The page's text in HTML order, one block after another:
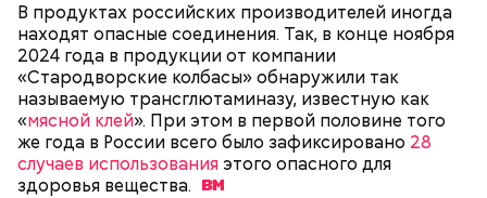
В продуктах российских производителей иногда
находят опасные соединения. Так, в конце ноября
2024 года в продукции от компании
«Стародворские колбасы» обнаружили так
называемую трансглютаминазу, известную как
«мясной клей». При этом в первой половине того
же года в России всего было зафиксировано 28
случаев использованияэтого опасного для
здоровья вещества.
— Кабачки, порезанные кубиками, нужно легко
обжарить на сковороде. К ним добавляются зелень
петрушки, чеснок, соль и оливковое масло.
Получается очень вкусно, — поделился рецептом
Копылов.